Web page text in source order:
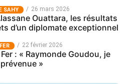
SAHY 26 mars 2026
Ouattara, les résultats
d’un diplomate exceptionnel
22 février 2026
: « Raymonde Goudou, je
prévenue »